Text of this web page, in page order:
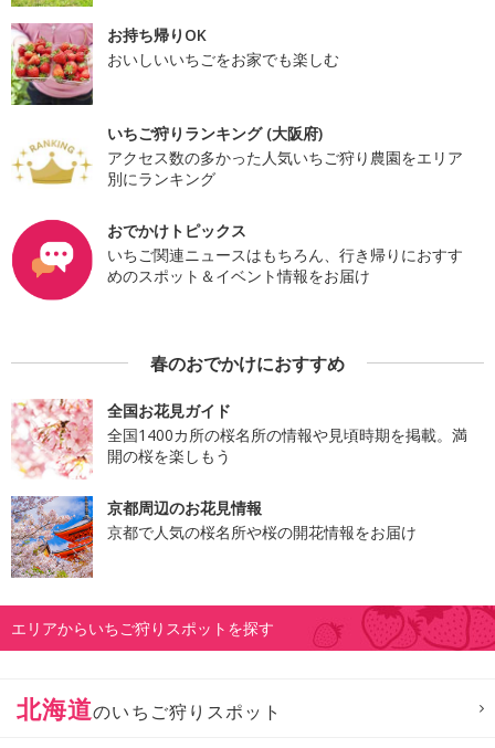
お持ち帰りOK
おいしいいちごをお家でも楽しむ
いちご狩りランキング (大阪府)
アクセス数の多かった人気いちご狩り農園をエリア
別にランキング
おでかけトピックス
いちご関連ニュースはもちろん、行き帰りにおすす
めのスポット＆イベント情報をお届け
春のおでかけにおすすめ
全国お花見ガイド
全国1400カ所の桜名所の情報や見頃時期を掲載。満
開の桜を楽しもう
京都周辺のお花見情報
京都で人気の桜名所や桜の開花情報をお届け
エリアからいちご狩りスポットを探す
北海道のいちご狩りスポット